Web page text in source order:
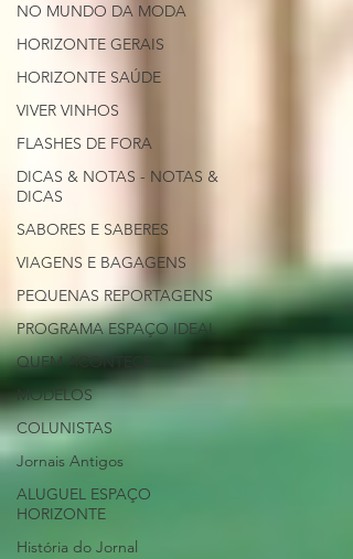
NO MUNDO DA MODA
HORIZONTE GERAIS
HORIZONTE SAÚDE
VIVER VINHOS
FLASHES DE FORA
DICAS & NOTAS - NOTAS &
DICAS
SABORES E SABERES
VIAGENS E BAGAGENS
PEQUENAS REPORTAGENS
PROGRAMA ESPAÇO IDEAL
QUEM ACONTECE
MODELOS
COLUNISTAS
Jornais Antigos
ALUGUEL ESPAÇO
HORIZONTE
História do Jornal